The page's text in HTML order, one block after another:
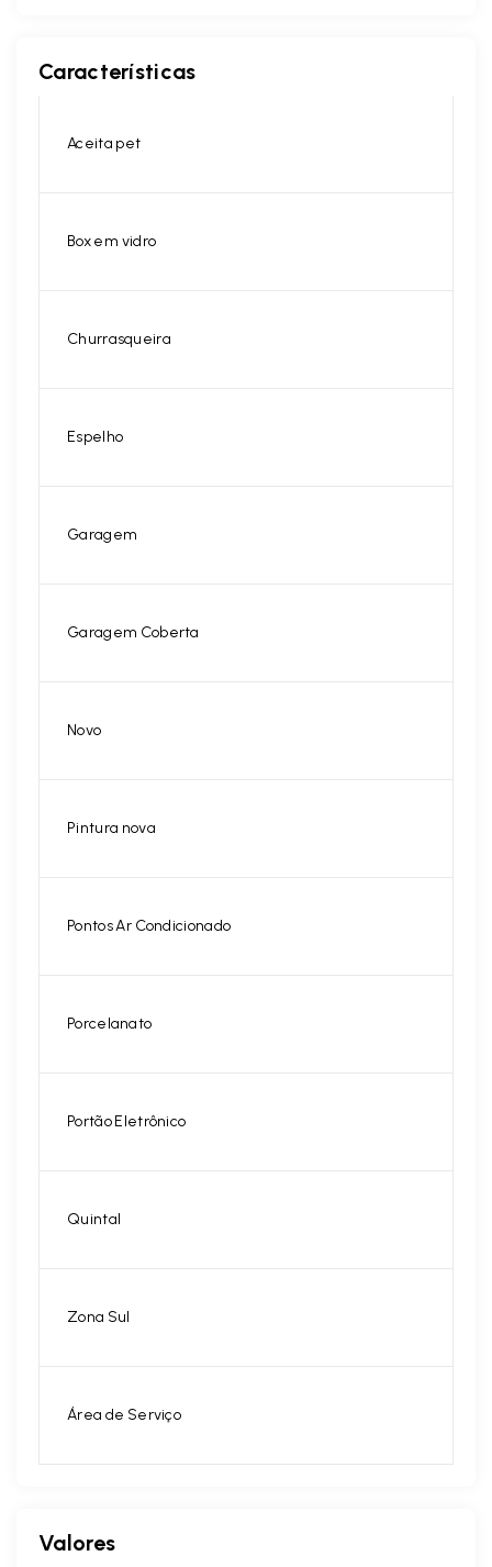
Características
Aceita pet
Box em vidro
Churrasqueira
Espelho
Garagem
Garagem Coberta
Novo
Pintura nova
Pontos Ar Condicionado
Porcelanato
Portão Eletrônico
Quintal
Zona Sul
Área de Serviço
Valores